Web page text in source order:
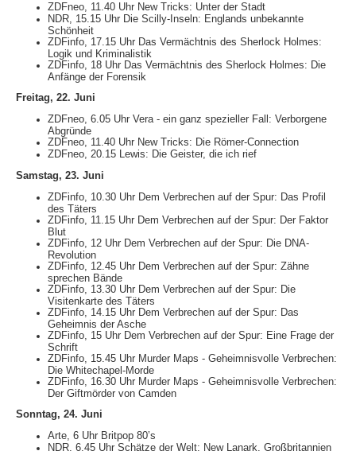
ZDFneo, 11.40 Uhr New Tricks: Unter der Stadt
NDR, 15.15 Uhr Die Scilly-Inseln: Englands unbekannte
Schönheit
ZDFinfo, 17.15 Uhr Das Vermächtnis des Sherlock Holmes:
Logik und Kriminalistik
ZDFinfo, 18 Uhr Das Vermächtnis des Sherlock Holmes: Die
Anfänge der Forensik
Freitag, 22. Juni
ZDFneo, 6.05 Uhr Vera - ein ganz spezieller Fall: Verborgene
Abgründe
ZDFneo, 11.40 Uhr New Tricks: Die Römer-Connection
ZDFneo, 20.15 Lewis: Die Geister, die ich rief
Samstag, 23. Juni
ZDFinfo, 10.30 Uhr Dem Verbrechen auf der Spur: Das Profil
des Täters
ZDFinfo, 11.15 Uhr Dem Verbrechen auf der Spur: Der Faktor
Blut
ZDFinfo, 12 Uhr Dem Verbrechen auf der Spur: Die DNA-
Revolution
ZDFinfo, 12.45 Uhr Dem Verbrechen auf der Spur: Zähne
sprechen Bände
ZDFinfo, 13.30 Uhr Dem Verbrechen auf der Spur: Die
Visitenkarte des Täters
ZDFinfo, 14.15 Uhr Dem Verbrechen auf der Spur: Das
Geheimnis der Asche
ZDFinfo, 15 Uhr Dem Verbrechen auf der Spur: Eine Frage der
Schrift
ZDFinfo, 15.45 Uhr Murder Maps - Geheimnisvolle Verbrechen:
Die Whitechapel-Morde
ZDFinfo, 16.30 Uhr Murder Maps - Geheimnisvolle Verbrechen:
Der Giftmörder von Camden
Sonntag, 24. Juni
Arte, 6 Uhr Britpop 80’s
NDR, 6.45 Uhr Schätze der Welt: New Lanark, Großbritannien